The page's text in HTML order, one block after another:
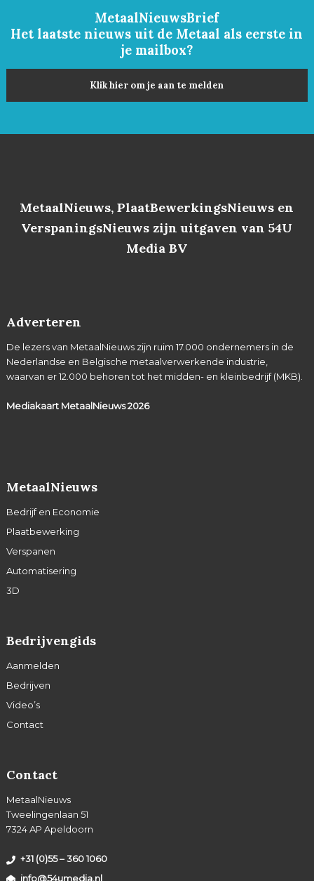
MetaalNieuwsBrief
Het laatste nieuws uit de Metaal als eerste in
je mailbox?
Klik hier om je aan te melden
MetaalNieuws, PlaatBewerkingsNieuws en
VerspaningsNieuws zijn uitgaven van 54U
Media BV
Adverteren
De lezers van MetaalNieuws zijn ruim 17.000 ondernemers in de
Nederlandse en Belgische metaalverwerkende industrie,
waarvan er 12.000 behoren tot het midden- en kleinbedrijf (MKB).
Mediakaart MetaalNieuws2026
MetaalNieuws
Bedrijf en Economie
Plaatbewerking
Verspanen
Automatisering
3D
Bedrijvengids
Aanmelden
Bedrijven
Video’s
Contact
Contact
MetaalNieuws
Tweelingenlaan 51
7324 AP Apeldoorn
+31 (0)55 – 360 1060
info@54umedia.nl